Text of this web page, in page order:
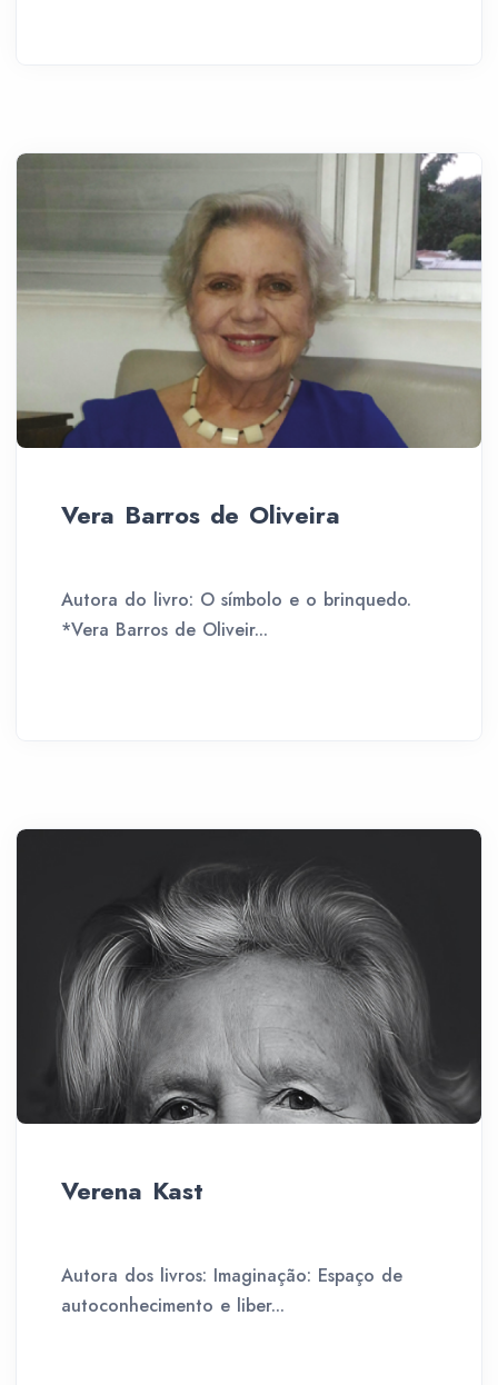
Vera Barros de Oliveira
Autora do livro: O símbolo e o brinquedo.
*Vera Barros de Oliveir...
Verena Kast
Autora dos livros: Imaginação: Espaço de
autoconhecimento e liber...